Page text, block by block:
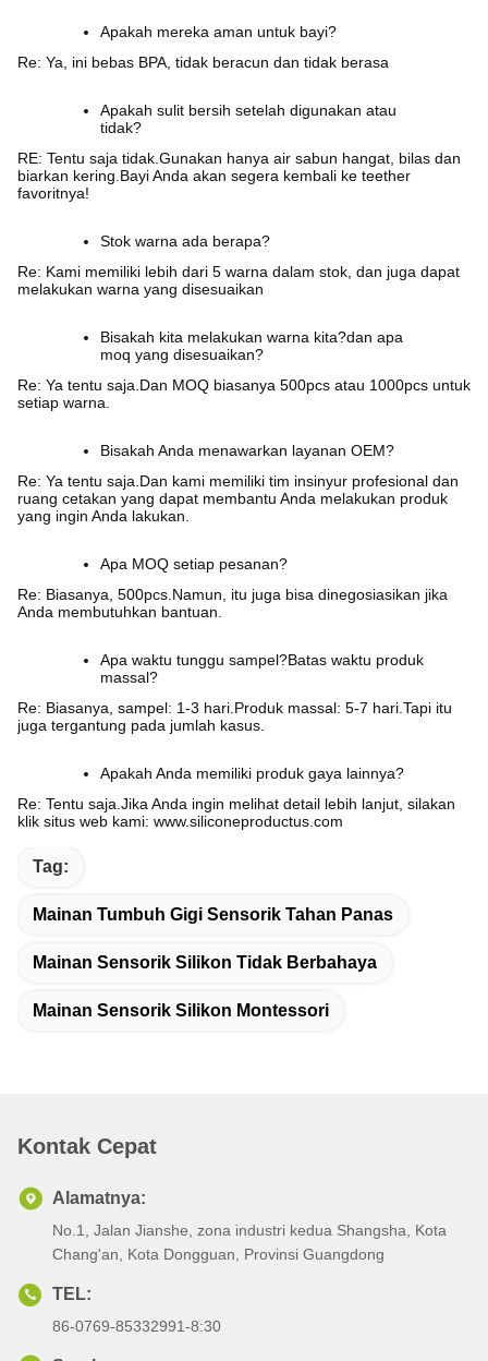
Apakah mereka aman untuk bayi?
Re: Ya, ini bebas BPA, tidak beracun dan tidak berasa
Apakah sulit bersih setelah digunakan atau
tidak?
RE: Tentu saja tidak.Gunakan hanya air sabun hangat, bilas dan
biarkan kering.Bayi Anda akan segera kembali ke teether
favoritnya!
Stok warna ada berapa?
Re: Kami memiliki lebih dari 5 warna dalam stok, dan juga dapat
melakukan warna yang disesuaikan
Bisakah kita melakukan warna kita?dan apa
moq yang disesuaikan?
Re: Ya tentu saja.Dan MOQ biasanya 500pcs atau 1000pcs untuk
setiap warna.
Bisakah Anda menawarkan layanan OEM?
Re: Ya tentu saja.Dan kami memiliki tim insinyur profesional dan
ruang cetakan yang dapat membantu Anda melakukan produk
yang ingin Anda lakukan.
Apa MOQ setiap pesanan?
Re: Biasanya, 500pcs.Namun, itu juga bisa dinegosiasikan jika
Anda membutuhkan bantuan.
Apa waktu tunggu sampel?Batas waktu produk
massal?
Re: Biasanya, sampel: 1-3 hari.Produk massal: 5-7 hari.Tapi itu
juga tergantung pada jumlah kasus.
Apakah Anda memiliki produk gaya lainnya?
Re: Tentu saja.Jika Anda ingin melihat detail lebih lanjut, silakan
klik situs web kami: www.siliconeproductus.com
Tag:
Mainan Tumbuh Gigi Sensorik Tahan Panas
Mainan Sensorik Silikon Tidak Berbahaya
Mainan Sensorik Silikon Montessori
Kontak Cepat
Alamatnya:
No.1, Jalan Jianshe, zona industri kedua Shangsha, Kota
Chang'an, Kota Dongguan, Provinsi Guangdong
TEL:
86-0769-85332991-8:30